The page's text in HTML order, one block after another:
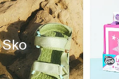
Sko